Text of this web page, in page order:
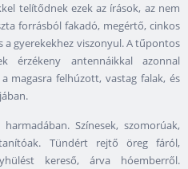
telítődnek ezek az írások, az nem
forrásból fakadó, megértő, cinkos
a gyerekekhez viszonyul. A tűpontos
érzékeny antennáikkal azonnal
magasra felhúzott, vastag falak, és
Színesek, szomorúak,
Tündért rejtő öreg fáról,
kereső, árva hóemberről.